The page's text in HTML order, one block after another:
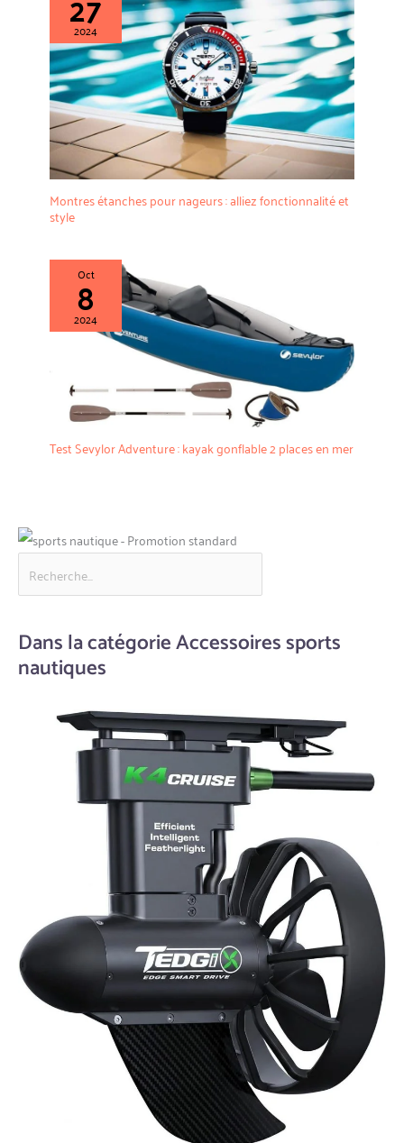
2024
Montres étanches pour nageurs : alliez fonctionnalité et
style
Oct
8
2024
Test Sevylor Adventure : kayak gonflable 2 places en mer
Dans la catégorie Accessoires sports
nautiques